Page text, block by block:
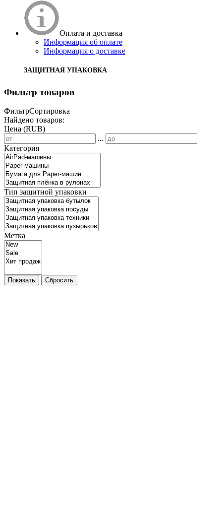
Оплата и доставка
Информация об оплате
Информация о доставке
ЗАЩИТНАЯ УПАКОВКА
Фильтр товаров
ФильтрСортировка
Найдено товаров:
Цена (RUB)
...
Категория
Тип защитной упаковки
Метка
Показать Сбросить